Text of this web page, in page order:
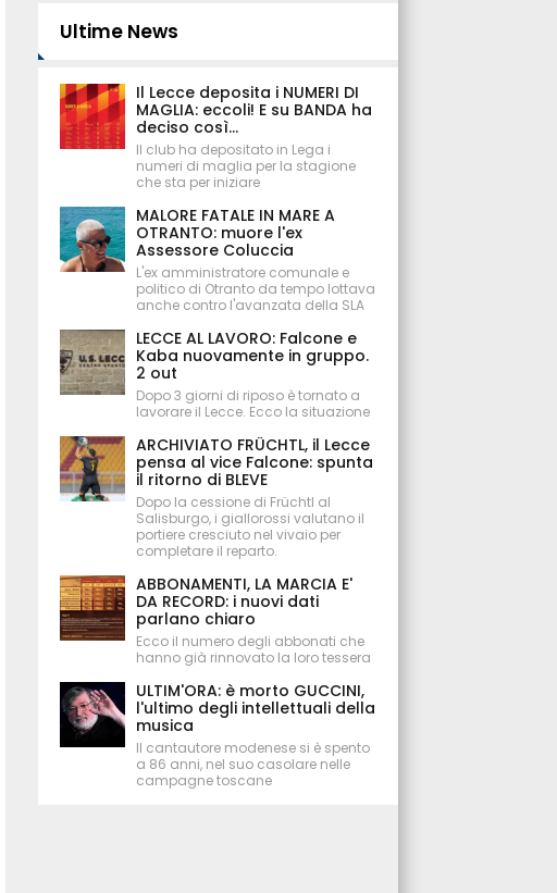
Ultime News
Il Lecce deposita i NUMERI DI
MAGLIA: eccoli! E su BANDA ha
deciso così...
Il club ha depositato in Lega i
numeri di maglia per la stagione
che sta per iniziare
MALORE FATALE IN MARE A
OTRANTO: muore l'ex
Assessore Coluccia
L'ex amministratore comunale e
politico di Otranto da tempo lottava
anche contro l'avanzata della SLA
LECCE AL LAVORO: Falcone e
Kaba nuovamente in gruppo.
2 out
Dopo 3 giorni di riposo è tornato a
lavorare il Lecce. Ecco la situazione
ARCHIVIATO FRÜCHTL, il Lecce
pensa al vice Falcone: spunta
il ritorno di BLEVE
Dopo la cessione di Früchtl al
Salisburgo, i giallorossi valutano il
portiere cresciuto nel vivaio per
completare il reparto.
ABBONAMENTI, LA MARCIA E'
DA RECORD: i nuovi dati
parlano chiaro
Ecco il numero degli abbonati che
hanno già rinnovato la loro tessera
ULTIM'ORA: è morto GUCCINI,
l'ultimo degli intellettuali della
musica
Il cantautore modenese si è spento
a 86 anni, nel suo casolare nelle
campagne toscane